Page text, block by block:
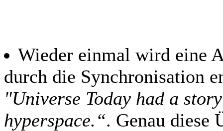
Wieder einmal wird eine
durch die Synchronisation
"Universe Today had a
hyperspace.“. Genau diese